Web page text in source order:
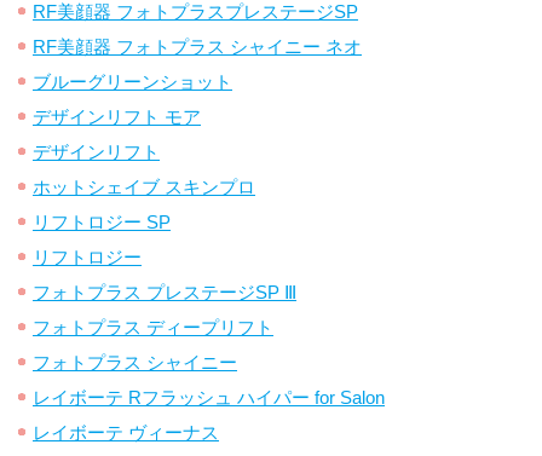
RF美顔器 フォトプラスプレステージSP
RF美顔器 フォトプラス シャイニー ネオ
ブルーグリーンショット
デザインリフト モア
デザインリフト
ホットシェイブ スキンプロ
リフトロジー SP
リフトロジー
フォトプラス プレステージSP Ⅲ
フォトプラス ディープリフト
フォトプラス シャイニー
レイボーテ Rフラッシュ ハイパー for Salon
レイボーテ ヴィーナス